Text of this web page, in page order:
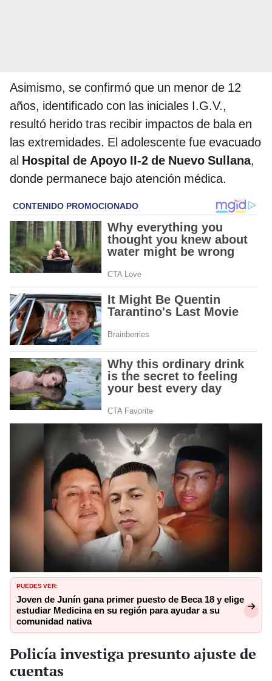
Asimismo, se confirmó que un menor de 12
años, identificado con las iniciales I.G.V.,
resultó herido tras recibir impactos de bala en
las extremidades. El adolescente fue evacuado
al Hospital de Apoyo II-2 de Nuevo Sullana,
donde permanece bajo atención médica.
PUEDES VER:
Joven de Junín gana primer puesto de Beca 18 y elige
estudiar Medicina en su región para ayudar a su
comunidad nativa
Policía investiga presunto ajuste de
cuentas